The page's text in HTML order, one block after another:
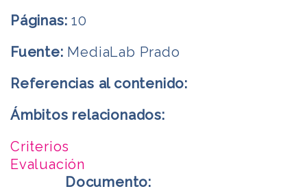
Páginas:10
Fuente: MediaLab Prado
Referencias al contenido:
Ámbitos relacionados:
Criterios
Evaluación
Documento: